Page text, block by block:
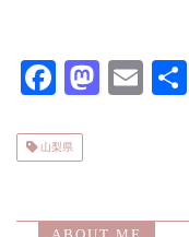
F
eb
o
M
o
E
山梨県